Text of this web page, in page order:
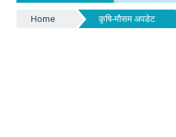
Home कृषि-मौसम अपडेट